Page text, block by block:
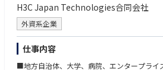
H3C Japan Technologies合同会社
外資系企業
仕事内容
■地方自治体、大学、病院、エンタープライ